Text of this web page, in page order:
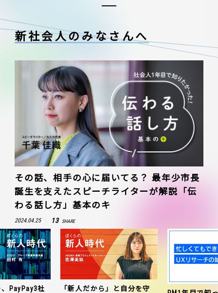
新社会人のみなさんへ
その話、相手の心に届いてる？ 最年少市長
誕生を支えたスピーチライターが解説「伝
わる話し方」基本のキ
2024.04.25 13 SHARE
PayPay3社 「新人だから」と自分を守